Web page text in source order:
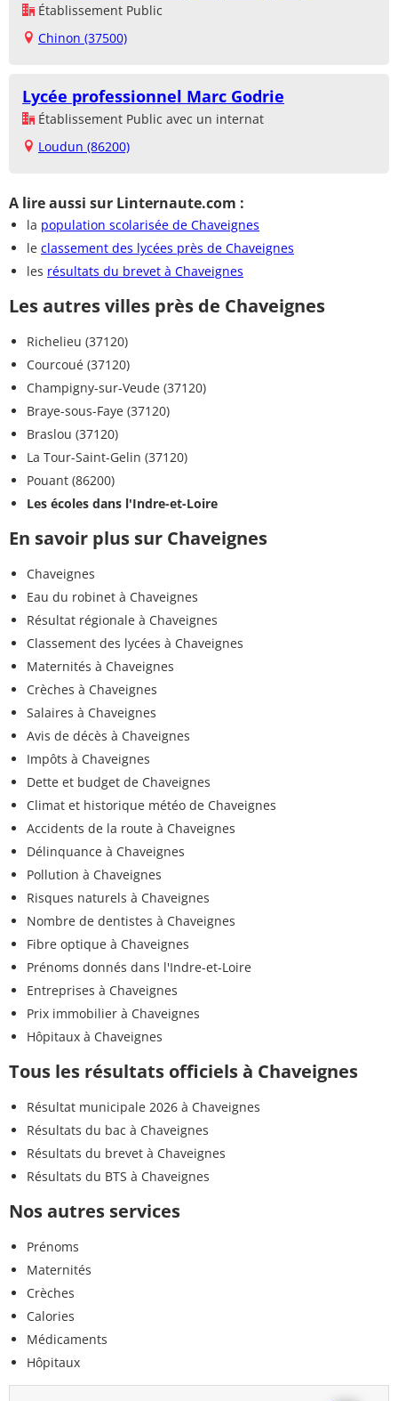
Établissement Public
Chinon (37500)
Lycée professionnel Marc Godrie
Établissement Public avec un internat
Loudun (86200)
A lire aussi sur Linternaute.com :
la population scolarisée de Chaveignes
le classement des lycées près de Chaveignes
les résultats du brevet à Chaveignes
Les autres villes près de Chaveignes
Richelieu (37120)
Courcoué (37120)
Champigny-sur-Veude (37120)
Braye-sous-Faye (37120)
Braslou (37120)
La Tour-Saint-Gelin (37120)
Pouant (86200)
Les écoles dans l'Indre-et-Loire
En savoir plus sur Chaveignes
Chaveignes
Eau du robinet à Chaveignes
Résultat régionale à Chaveignes
Classement des lycées à Chaveignes
Maternités à Chaveignes
Crèches à Chaveignes
Salaires à Chaveignes
Avis de décès à Chaveignes
Impôts à Chaveignes
Dette et budget de Chaveignes
Climat et historique météo de Chaveignes
Accidents de la route à Chaveignes
Délinquance à Chaveignes
Pollution à Chaveignes
Risques naturels à Chaveignes
Nombre de dentistes à Chaveignes
Fibre optique à Chaveignes
Prénoms donnés dans l'Indre-et-Loire
Entreprises à Chaveignes
Prix immobilier à Chaveignes
Hôpitaux à Chaveignes
Tous les résultats officiels à Chaveignes
Résultat municipale 2026 à Chaveignes
Résultats du bac à Chaveignes
Résultats du brevet à Chaveignes
Résultats du BTS à Chaveignes
Nos autres services
Prénoms
Maternités
Crèches
Calories
Médicaments
Hôpitaux